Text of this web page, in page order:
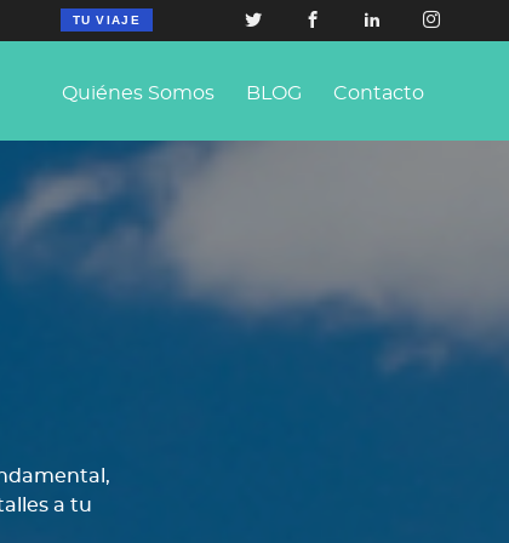
TU VIAJE
Quiénes Somos BLOG Contacto
a tu